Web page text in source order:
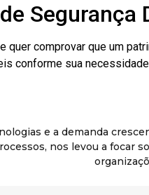
quer comprovar que um
conforme sua
e a demanda
nos levou a focar